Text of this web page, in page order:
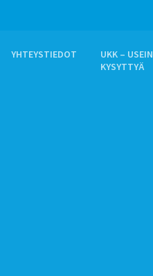
YHTEYSTIEDOT
UKK – USEIN
KYSYTTYÄ